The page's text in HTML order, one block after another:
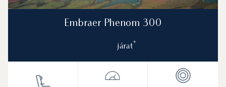
Embraer Phenom 300
járat*